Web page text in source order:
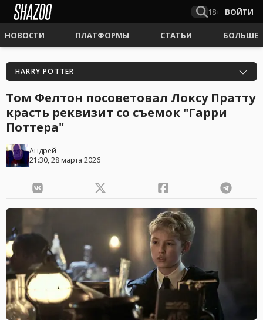
18+ ВОЙТИ
НОВОСТИ ПЛАТФОРМЫ СТАТЬИ БОЛЬШЕ
HARRY POTTER
Том Фелтон посоветовал Локсу Пратту
красть реквизит со съемок "Гарри
Поттера"
Андрей
21:30, 28 марта 2026